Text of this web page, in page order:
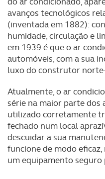
avanços tecnológicos
(inventada em 1882):
humidade, circulação e
em 1939 é que o ar
automóveis, com a sua
luxo do construtor
Atualmente, o ar
série na maior parte dos
utilizado corretamente
fechado num local
descuidar a sua
funcione de modo
um equipamento seguro